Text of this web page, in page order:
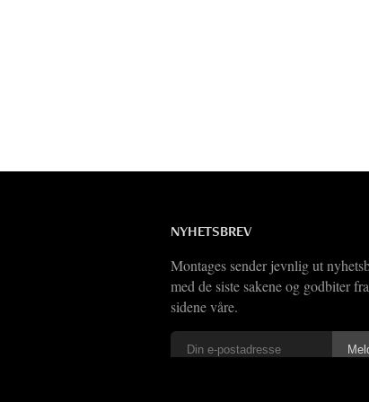
NYHETSBREV
Montages sender jevnlig ut
med de siste sakene og godbiter fra
sidene våre.